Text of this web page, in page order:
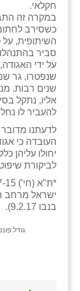
חקלאי.
במקרה זה
כשסירב
השיתופית,
סביר
על ידי
שנפטרו, גר
שנים רבות.
אליו, נתקל
להעביר לו
לדעתנו
העובדה כי
יחולו עליהן
לביקורת
ישראל מרחב
בנבו 9.2.17).
גודל
כפר מע״ש
כפר מרדכי
כפר סבא (אגרא)
כפר שמריהו
מגשימים
מישר
מכורה
מנחמיה
נאות הכיכר